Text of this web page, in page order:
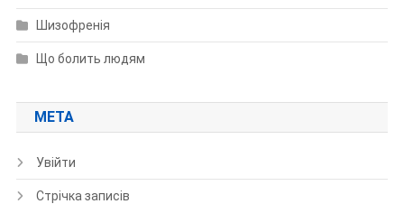
Шизофренія
Що болить людям
МЕТА
Увійти
Стрічка записів